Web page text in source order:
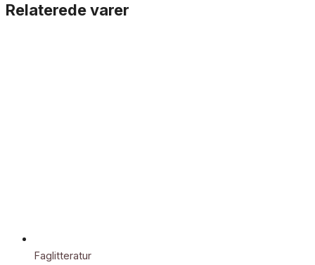
Relaterede varer
Faglitteratur